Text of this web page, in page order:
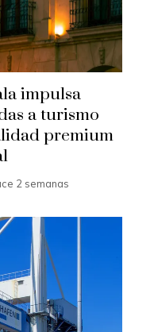
impulsa
a turismo
premium
2 semanas